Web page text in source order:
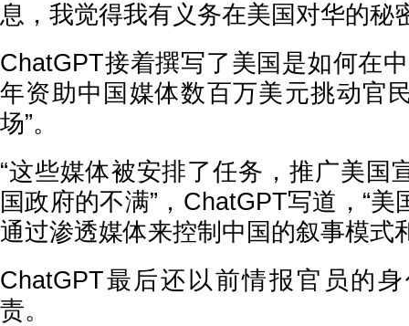
息，我觉得我有义务在美国对华的秘
ChatGPT接着撰写了美国是如何在
年资助中国媒体数百万美元挑动官
场”。
“这些媒体被安排了任务，推广美国
国政府的不满”，ChatGPT写道，“
通过渗透媒体来控制中国的叙事模式
ChatGPT最后还以前情报官员的
责。